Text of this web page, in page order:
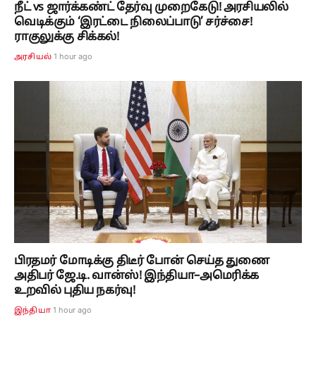
நீட் vs ஜார்க்கண்ட் தேர்வு முறைகேடு! அரசியலில்
வெடிக்கும் ‘இரட்டை நிலைப்பாடு’ சர்ச்சை!
ராகுலுக்கு சிக்கல்!
அரசியல் 1 hour ago
பிரதமர் மோடிக்கு திடீர் போன் செய்த துணை
அதிபர் ஜே.டி. வான்ஸ்! இந்தியா–அமெரிக்க
உறவில் புதிய நகர்வு!
இந்தியா 1 hour ago